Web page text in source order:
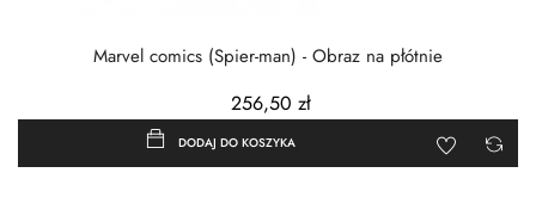
Marvel comics (Spier-man) - Obraz na płótnie
256,50 zł
DODAJ DO KOSZYKA